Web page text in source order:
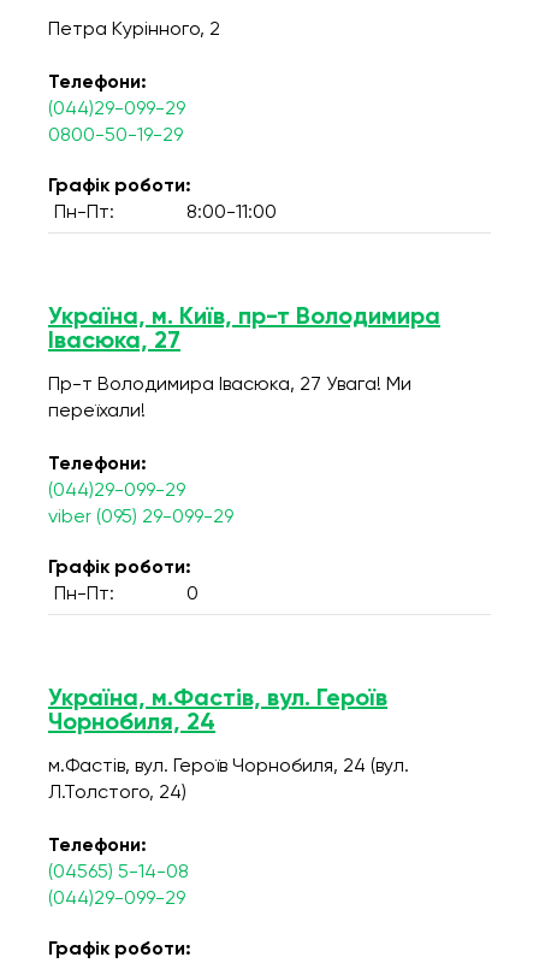
Петра Курінного, 2
Телефони:
(044)29-099-29
0800-50-19-29
Графік роботи:
Пн-Пт:
8:00-11:00
Україна, м. Київ, пр-т Володимира
Івасюка, 27
Пр-т Володимира Івасюка, 27 Увага! Ми
переїхали!
Телефони:
(044)29-099-29
viber (095) 29-099-29
Графік роботи:
Пн-Пт:
0
Україна, м.Фастів, вул. Героїв
Чорнобиля, 24
м.Фастів, вул. Героїв Чорнобиля, 24 (вул.
Л.Толстого, 24)
Телефони:
(04565) 5-14-08
(044)29-099-29
Графік роботи: